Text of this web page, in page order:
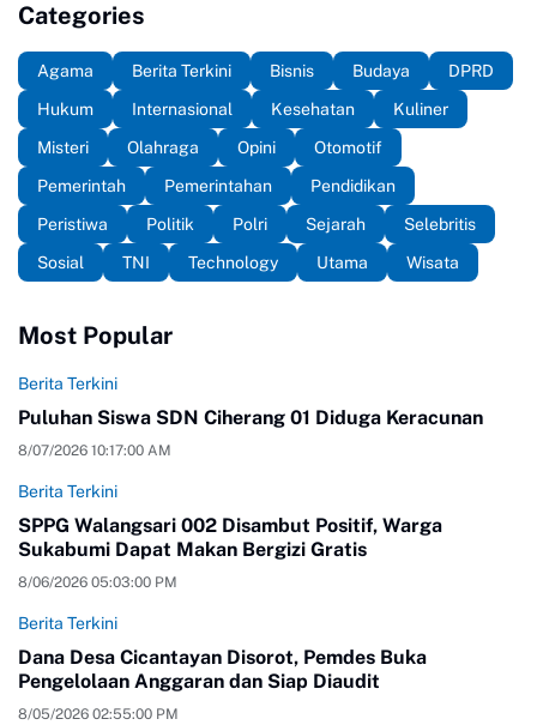
Categories
Agama Berita Terkini Bisnis Budaya
DPRD
Hukum
Internasional Kesehatan
Kuliner
Misteri
Olahraga Opini
Otomotif
Pemerintah
Pemerintahan
Pendidikan
Peristiwa
Politik Polri Sejarah
Selebritis
Sosial
TNI Technology Utama Wisata
Most Popular
Berita Terkini
Puluhan Siswa SDN Ciherang 01 Diduga Keracunan
8/07/2026 10:17:00 AM
Berita Terkini
SPPG Walangsari 002 Disambut Positif, Warga
Sukabumi Dapat Makan Bergizi Gratis
8/06/2026 05:03:00 PM
Berita Terkini
Dana Desa Cicantayan Disorot, Pemdes Buka
Pengelolaan Anggaran dan Siap Diaudit
8/05/2026 02:55:00 PM